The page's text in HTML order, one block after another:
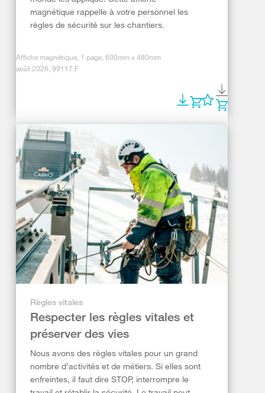
magnétique rappelle à votre personnel les
règles de sécurité sur les chantiers.
Affiche magnétique, 1 page, 600mm x 480mm
août 2026, 99117.F
Règles vitales
Respecter les règles vitales et
préserver des vies
Nous avons des règles vitales pour un grand
nombre d’activités et de métiers. Si elles sont
enfreintes, il faut dire STOP, interrompre le